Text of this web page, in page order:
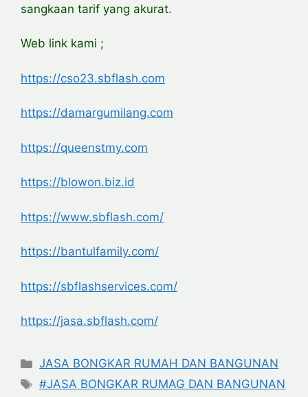
sangkaan tarif yang akurat.
Web link kami ;
https://cso23.sbflash.com
https://damargumilang.com
https://queenstmy.com
https://blowon.biz.id
https://www.sbflash.com/
https://bantulfamily.com/
https://sbflashservices.com/
https://jasa.sbflash.com/
Categories
JASA BONGKAR RUMAH DAN BANGUNAN
Tags
#JASA BONGKAR RUMAG DAN BANGUNAN